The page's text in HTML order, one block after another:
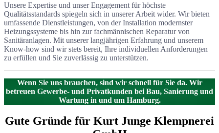
Unsere Expertise und unser Engagement für höchste
Qualitätsstandards spiegeln sich in unserer Arbeit wider. Wir bieten
umfassende Dienstleistungen, von der Installation modernster
Heizungssysteme bis hin zur fachmännischen Reparatur von
Sanitäranlagen. Mit unserer langjährigen Erfahrung und unserem
Know-how sind wir stets bereit, Ihre individuellen Anforderungen
zu erfüllen und Sie zuverlässig zu unterstützen.
Wenn Sie uns brauchen, sind wir schnell für Sie da. Wir
betreuen Gewerbe- und Privatkunden bei Bau, Sanierung und
Wartung in und um Hamburg.
Gute Gründe für Kurt Junge Klempnerei